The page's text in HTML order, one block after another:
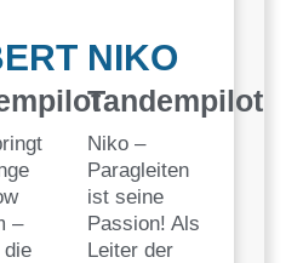
–
die
NIKO
Tandempilot
Niko –
Paragleiten
ist seine
Passion! Als
Leiter der